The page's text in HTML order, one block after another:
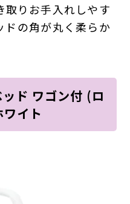
取りお手入れしやす
ドの角が丸く柔らか
ド ワゴン付 (ロ
イト